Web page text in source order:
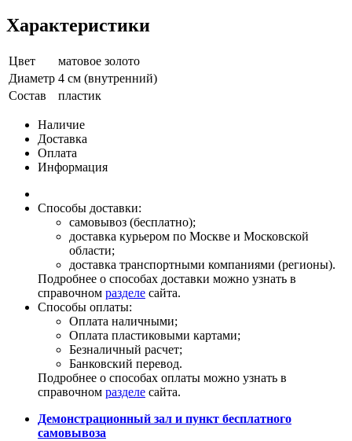
Характеристики
Цвет
матовое золото
Диаметр 4 см (внутренний)
Состав
пластик
Наличие
Доставка
Оплата
Информация
Способы доставки:
самовывоз (бесплатно);
доставка курьером по Москве и Московской
области;
доставка транспортными компаниями (регионы).
Подробнее о способах доставки можно узнать в
справочном разделе сайта.
Способы оплаты:
Оплата наличными;
Оплата пластиковыми картами;
Безналичный расчет;
Банковский перевод.
Подробнее о способах оплаты можно узнать в
справочном разделе сайта.
Демонстрационный зал и пункт бесплатного
самовывоза